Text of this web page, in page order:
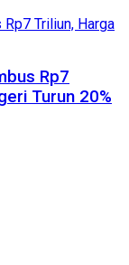
Rp7
Turun 20%